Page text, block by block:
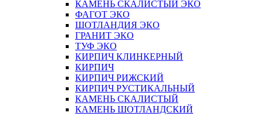
КАМЕНЬ СКАЛИСТЫЙ ЭКО
ФАГОТ ЭКО
ШОТЛАНДИЯ ЭКО
ГРАНИТ ЭКО
ТУФ ЭКО
КИРПИЧ КЛИНКЕРНЫЙ
КИРПИЧ
КИРПИЧ РИЖСКИЙ
КИРПИЧ РУСТИКАЛЬНЫЙ
КАМЕНЬ СКАЛИСТЫЙ
КАМЕНЬ ШОТЛАНДСКИЙ